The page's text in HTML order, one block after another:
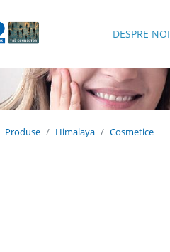
DESPRE NOI
Produse Himalaya Cosmetice